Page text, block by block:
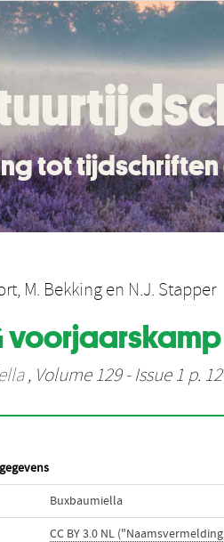
tot
, M. Bekkingen N.J. Stapper
, Volume 129 - Issue 1 p.
Buxbaumiella
CC BY 3.0 NL